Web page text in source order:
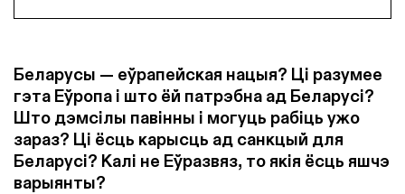
Беларусы — еўрапейская нацыя? Ці разумее
гэта Еўропа і што ёй патрэбна ад Беларусі?
Што дэмсілы павінны і могуць рабіць ужо
зараз? Ці ёсць карысць ад санкцый для
Беларусі? Калі не Еўразвяз, то якія ёсць яшчэ
варыянты?